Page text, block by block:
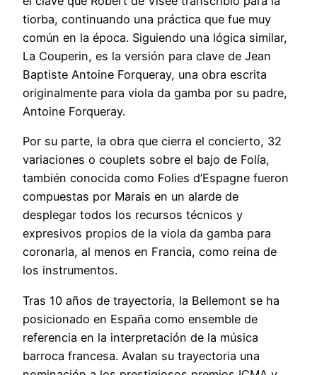
tiorba, continuando una práctica que fue muy
común en la época. Siguiendo una lógica similar,
La Couperin, es la versión para clave de Jean
Baptiste Antoine Forqueray, una obra escrita
originalmente para viola da gamba por su padre,
Antoine Forqueray.
Por su parte, la obra que cierra el concierto, 32
variaciones o couplets sobre el bajo de Folía,
también conocida como Folies d’Espagne fueron
compuestas por Marais en un alarde de
desplegar todos los recursos técnicos y
expresivos propios de la viola da gamba para
coronarla, al menos en Francia, como reina de
los instrumentos.
Tras 10 años de trayectoria, la Bellemont se ha
posicionado en España como ensemble de
referencia en la interpretación de la música
barroca francesa. Avalan su trayectoria una